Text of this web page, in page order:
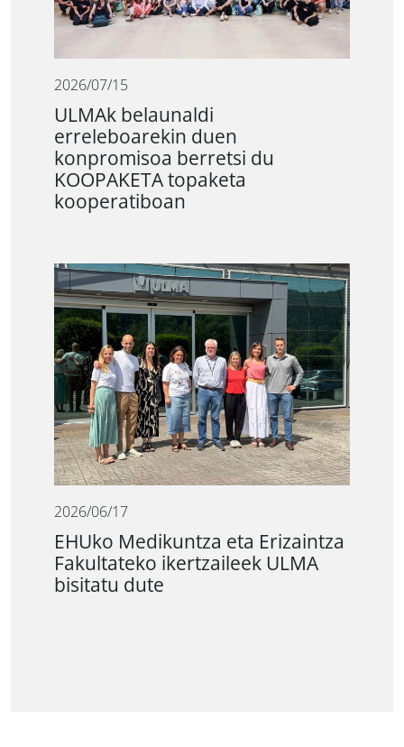
2026/07/15
ULMAk belaunaldi
erreleboarekin duen
konpromisoa berretsi du
KOOPAKETA topaketa
kooperatiboan
2026/06/17
EHUko Medikuntza eta Erizaintza
Fakultateko ikertzaileek ULMA
bisitatu dute